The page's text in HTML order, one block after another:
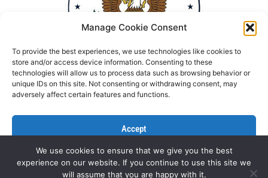
Manage Cookie Consent
To provide the best experiences, we use technologies like cookies to
store and/or access device information. Consenting to these
technologies will allow us to process data such as browsing behavior or
unique IDs on this site. Not consenting or withdrawing consent, may
adversely affect certain features and functions.
Accept
Deny
Politika Privatnosti Kontaktirajte nas
We use cookies to ensure that we give you the best
experience on our website. If you continue to use this site we
will assume that you are happy with it.